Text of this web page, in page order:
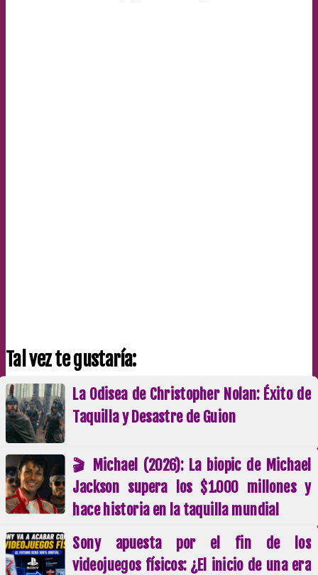
Tal vez te gustaría:
La Odisea de Christopher Nolan: Éxito de
Taquilla y Desastre de Guion
🎬 Michael (2026): La biopic de Michael
Jackson supera los $1.000 millones y
hace historia en la taquilla mundial
Sony apuesta por el fin de los
videojuegos físicos: ¿El inicio de una era